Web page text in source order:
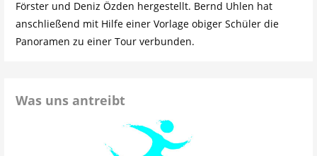
Förster und Deniz Özden hergestellt. Bernd Uhlen hat
anschließend mit Hilfe einer Vorlage obiger Schüler die
Panoramen zu einer Tour verbunden.
Was uns antreibt